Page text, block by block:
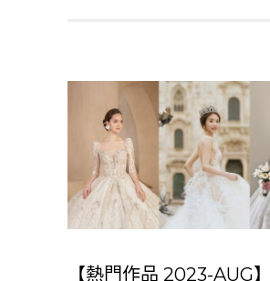
【熱門作品 2023-AUG